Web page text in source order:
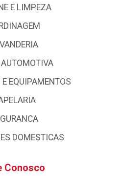
E LIMPEZA
EQUIPAMENTOS
DOMESTICAS
Conosco